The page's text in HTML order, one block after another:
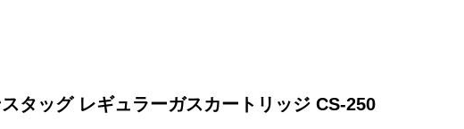
タッグ レギュラーガスカートリッジ CS-250